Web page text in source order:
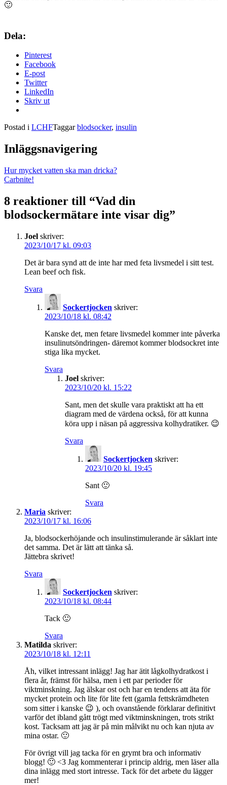
🙂
Dela:
Pinterest
Facebook
E-post
Twitter
LinkedIn
Skriv ut
Postad i LCHFTaggarblodsocker, insulin
Inläggsnavigering
Hur mycket vatten ska man dricka?
Carbnite!
8 reaktioner till “Vad din
blodsockermätare inte visar dig”
Joel skriver:
2023/10/17 kl. 09:03
Det är bara synd att de inte har med feta livsmedel i sitt test.
Lean beef och fisk.
Svara
Sockertjocken skriver:
2023/10/18 kl. 08:42
Kanske det, men fetare livsmedel kommer inte påverka
insulinutsöndringen- däremot kommer blodsockret inte
stiga lika mycket.
Svara
Joel skriver:
2023/10/20 kl. 15:22
Sant, men det skulle vara praktiskt att ha ett
diagram med de värdena också, för att kunna
köra upp i näsan på aggressiva kolhydratiker. 😉
Svara
Sockertjocken skriver:
2023/10/20 kl. 19:45
Sant 🙂
Svara
Maria skriver:
2023/10/17 kl. 16:06
Ja, blodsockerhöjande och insulinstimulerande är såklart inte
det samma. Det är lätt att tänka så.
Jättebra skrivet!
Svara
Sockertjocken skriver:
2023/10/18 kl. 08:44
Tack 🙂
Svara
Matilda skriver:
2023/10/18 kl. 12:11
Åh, vilket intressant inlägg! Jag har ätit lågkolhydratkost i
flera år, främst för hälsa, men i ett par perioder för
viktminskning. Jag älskar ost och har en tendens att äta för
mycket protein och lite för lite fett (gamla fettskrämdheten
som sitter i kanske 😉 ), och ovanstående förklarar definitivt
varför det ibland gått trögt med viktminskningen, trots strikt
kost. Tacksam att jag är på min målvikt nu och kan njuta av
mina ostar. 🙂
För övrigt vill jag tacka för en grymt bra och informativ
blogg! 🙂 <3 Jag kommenterar i princip aldrig, men läser alla
dina inlägg med stort intresse. Tack för det arbete du lägger
mer!